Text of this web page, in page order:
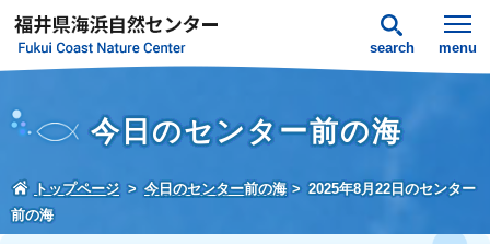
search menu
今日のセンター前の海
トップページ 今日のセンター前の海
2025年8月22日のセンター
前の海